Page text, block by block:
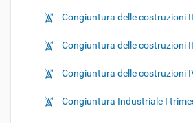
Congiuntura delle costruzioni
Congiuntura delle costruzioni
Congiuntura delle costruzioni
Congiuntura Industriale I